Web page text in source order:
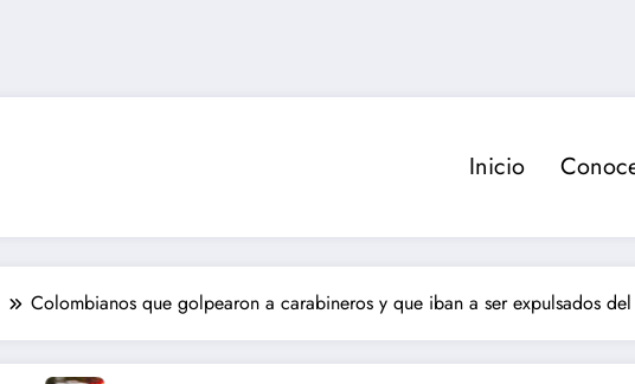
Inicio
Colombianos que golpearon a carabineros y que iban a ser expulsados